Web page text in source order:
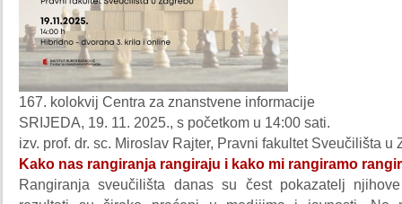
167. kolokvij Centra za znanstvene informacije
SRIJEDA, 19. 11. 2025., s početkom u 14:00 sati.
izv. prof. dr. sc. Miroslav Rajter, Pravni fakultet Sveučilišta u
Kako nas rangiranja rangiraju i kako mi rangiramo
Rangiranja sveučilišta danas su čest pokazatelj